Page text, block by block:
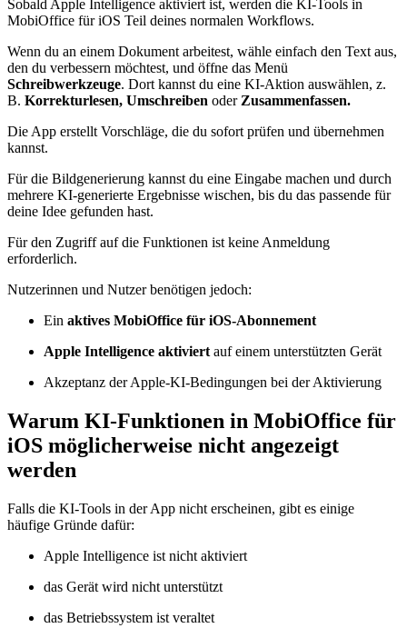
Sobald Apple Intelligence aktiviert ist, werden die KI-Tools in
MobiOffice für iOS Teil deines normalen Workflows.
Wenn du an einem Dokument arbeitest, wähle einfach den Text aus,
den du verbessern möchtest, und öffne das Menü
Schreibwerkzeuge. Dort kannst du eine KI-Aktion auswählen, z.
B. Korrekturlesen, Umschreiben oder Zusammenfassen.
Die App erstellt Vorschläge, die du sofort prüfen und übernehmen
kannst.
Für die Bildgenerierung kannst du eine Eingabe machen und durch
mehrere KI-generierte Ergebnisse wischen, bis du das passende für
deine Idee gefunden hast.
Für den Zugriff auf die Funktionen ist keine Anmeldung
erforderlich.
Nutzerinnen und Nutzer benötigen jedoch:
Ein aktives MobiOffice für iOS-Abonnement
Apple Intelligence aktiviert auf einem unterstützten Gerät
Akzeptanz der Apple-KI-Bedingungen bei der Aktivierung
Warum KI-Funktionen in MobiOffice für
iOS möglicherweise nicht angezeigt
werden
Falls die KI-Tools in der App nicht erscheinen, gibt es einige
häufige Gründe dafür:
Apple Intelligence ist nicht aktiviert
das Gerät wird nicht unterstützt
das Betriebssystem ist veraltet